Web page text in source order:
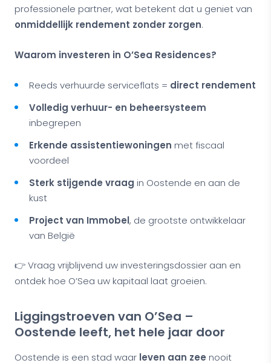
professionele partner, wat betekent dat u geniet van
onmiddellijk rendement zonder zorgen.
Waarom investeren in O’Sea Residences?
Reeds verhuurde serviceflats = direct rendement
Volledig verhuur- en beheersysteem
inbegrepen
Erkende assistentiewoningen met fiscaal
voordeel
Sterk stijgende vraag in Oostende en aan de
kust
Project van Immobel, de grootste ontwikkelaar
van België
👉 Vraag vrijblijvend uw investeringsdossier aan en
ontdek hoe O’Sea uw kapitaal laat groeien.
Liggingstroeven van O’Sea –
Oostende leeft, het hele jaar door
Oostende is een stad waar leven aan zee nooit